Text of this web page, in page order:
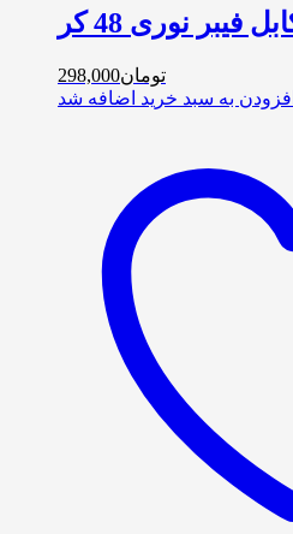
تومان298,000
افزودن به سبد خرید اضافه شد